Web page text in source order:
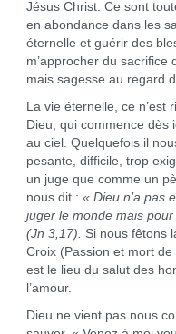
Jésus Christ. Ce sont
en abondance dans les
éternelle et guérir des
m’approcher du
mais sagesse au regard
La vie éternelle, ce n’est
Dieu, qui commence dès
au ciel. Quelquefois il
pesante, difficile, trop
un juge que comme un
nous dit : « Dieu n’a pas
juger le monde mais
(Jn 3,17)
Si nous fêtons
Croix (Passion et mort
est le lieu du salut des
l’amour.
Dieu ne vient pas nous